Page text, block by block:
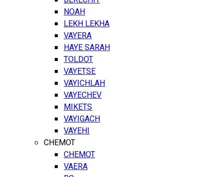
NOAH
LEKH LEKHA
VAYERA
HAYE SARAH
TOLDOT
VAYETSE
VAYICHLAH
VAYECHEV
MIKETS
VAYIGACH
VAYEHI
CHEMOT
CHEMOT
VAERA